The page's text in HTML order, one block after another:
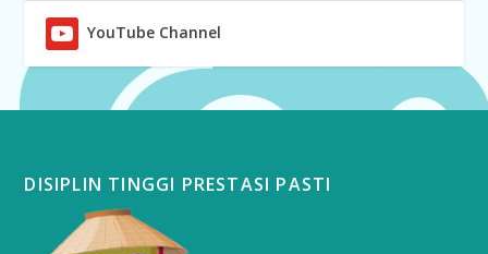
YouTube Channel
DISIPLIN TINGGI PRESTASI PASTI